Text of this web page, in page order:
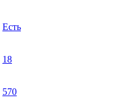
Есть
18
570